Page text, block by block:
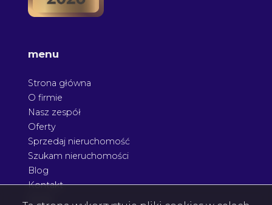
menu
Strona główna
O firmie
Nasz zespół
Oferty
Sprzedaj nieruchomość
Szukam nieruchomości
Blog
Kontakt